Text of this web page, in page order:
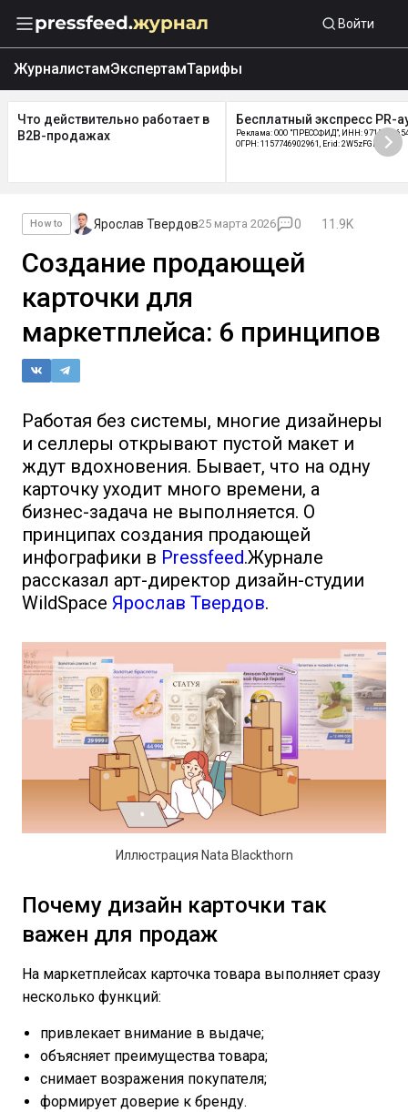
Войти
ЖурналистамЭкспертамТарифы
Что действительно работает в
B2B-продажах
Бесплатный экспресс PR-
Реклама: ООО "ПРЕССФИД", ИНН:
ОГРН: 1157746902961, Erid: 2W5zFGDycPz
How to Ярослав Твердов25 марта 2026 0 11.9K
Создание продающей
карточки для
маркетплейса: 6 принципов
Работая без системы, многие дизайнеры
и селлеры открывают пустой макет и
ждут вдохновения. Бывает, что на одну
карточку уходит много времени, а
бизнес-задача не выполняется. О
принципах создания продающей
инфографики в Pressfeed.Журнале
рассказал арт-директор дизайн-студии
WildSpace Ярослав Твердов.
Иллюстрация Nata Blackthorn
Почему дизайн карточки так
важен для продаж
На маркетплейсах карточка товара выполняет сразу
несколько функций:
привлекает внимание в выдаче;
объясняет преимущества товара;
снимает возражения покупателя;
формирует доверие к бренду.